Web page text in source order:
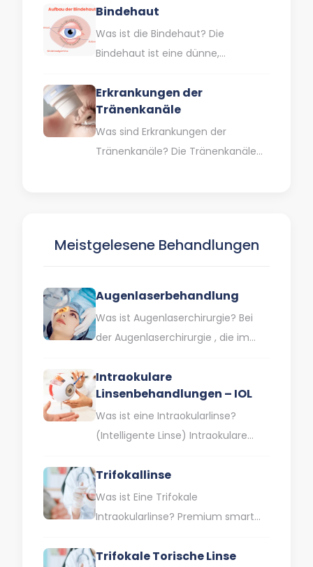
Auges nicht richtig gekrümmt ist,
was…
Bindehaut
Was ist die Bindehaut? Die
Bindehaut ist eine dünne,
weißen Teil des Auges (Sklera) und
die…
Erkrankungen der
Tränenkanäle
Was sind Erkrankungen der
Tränenkanäle? Die Tränenkanäle
Meistgelesene Behandlungen
Augenlaserbehandlung
Was ist Augenlaserchirurgie? Bei
der Augenlaserchirurgie , die im
Augenlaserbehandlung bezeichnet
wird , wird die Hornhaut, die…
Intraokulare
Linsenbehandlungen – IOL
Was ist eine Intraokularlinse?
(Intelligente Linse) Intraokulare
gleichzeitig Lösungen für
verschiedene Sehschwächen wie
Kurzsichtigkeit, Weitsichtigkeit
Trifokallinse
Was ist Eine Trifokale
Intraokularlinse? Premium smart
Intraokularlinsen, die Ihnen helfen,
Trifokale Torische Linse